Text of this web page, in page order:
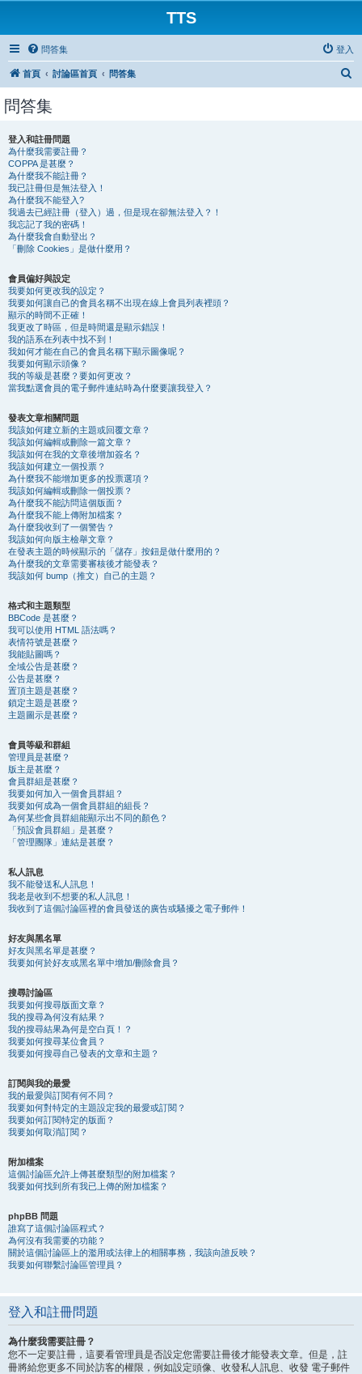
TTS
問答集 登入
首頁 討論區首頁 問答集
問答集
登入和註冊問題
為什麼我需要註冊？
COPPA 是甚麼？
為什麼我不能註冊？
我已註冊但是無法登入！
為什麼我不能登入?
我過去已經註冊（登入）過，但是現在卻無法登入？！
我忘記了我的密碼！
為什麼我會自動登出？
「刪除 Cookies」是做什麼用？
會員偏好與設定
我要如何更改我的設定？
我要如何讓自己的會員名稱不出現在線上會員列表裡頭？
顯示的時間不正確！
我更改了時區，但是時間還是顯示錯誤！
我的語系在列表中找不到！
我如何才能在自己的會員名稱下顯示圖像呢？
我要如何顯示頭像？
我的等級是甚麼？要如何更改？
當我點選會員的電子郵件連結時為什麼要讓我登入？
發表文章相關問題
我該如何建立新的主題或回覆文章？
我該如何編輯或刪除一篇文章？
我該如何在我的文章後增加簽名？
我該如何建立一個投票？
為什麼我不能增加更多的投票選項？
我該如何編輯或刪除一個投票？
為什麼我不能訪問這個版面？
為什麼我不能上傳附加檔案？
為什麼我收到了一個警告？
我該如何向版主檢舉文章？
在發表主題的時候顯示的「儲存」按鈕是做什麼用的？
為什麼我的文章需要審核後才能發表？
我該如何 bump（推文）自己的主題？
格式和主題類型
BBCode 是甚麼？
我可以使用 HTML 語法嗎？
表情符號是甚麼？
我能貼圖嗎？
全域公告是甚麼？
公告是甚麼？
置頂主題是甚麼？
鎖定主題是甚麼？
主題圖示是甚麼？
會員等級和群組
管理員是甚麼？
版主是甚麼？
會員群組是甚麼？
我要如何加入一個會員群組？
我要如何成為一個會員群組的組長？
為何某些會員群組能顯示出不同的顏色？
「預設會員群組」是甚麼？
「管理團隊」連結是甚麼？
私人訊息
我不能發送私人訊息！
我老是收到不想要的私人訊息！
我收到了這個討論區裡的會員發送的廣告或騷擾之電子郵件！
好友與黑名單
好友與黑名單是甚麼？
我要如何於好友或黑名單中增加/刪除會員？
搜尋討論區
我要如何搜尋版面文章？
我的搜尋為何沒有結果？
我的搜尋結果為何是空白頁！？
我要如何搜尋某位會員？
我要如何搜尋自己發表的文章和主題？
訂閱與我的最愛
我的最愛與訂閱有何不同？
我要如何對特定的主題設定我的最愛或訂閱？
我要如何訂閱特定的版面？
我要如何取消訂閱？
附加檔案
這個討論區允許上傳甚麼類型的附加檔案？
我要如何找到所有我已上傳的附加檔案？
phpBB 問題
誰寫了這個討論區程式？
為何沒有我需要的功能？
關於這個討論區上的濫用或法律上的相關事務，我該向誰反映？
我要如何聯繫討論區管理員？
登入和註冊問題
為什麼我需要註冊？
您不一定要註冊，這要看管理員是否設定您需要註冊後才能發表文章。但是，註
冊將給您更多不同於訪客的權限，例如設定頭像、收發私人訊息、收發 電子郵件